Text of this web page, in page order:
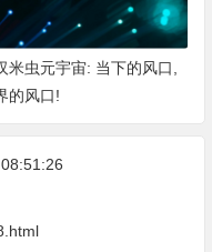
米虫元宇宙: 当下的风口,
的风口!
08:51:26